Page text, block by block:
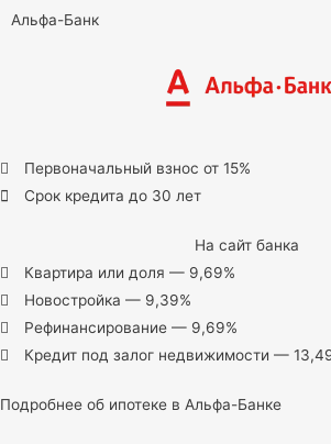
Альфа-Банк
Первоначальный взнос от 15%
Срок кредита до 30 лет
На сайт банка
Квартира или доля — 9,69%
Новостройка — 9,39%
Рефинансирование — 9,69%
Кредит под залог недвижимости —
Подробнее об ипотеке в Альфа-Банке